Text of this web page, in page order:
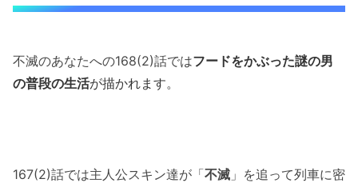
不滅のあなたへの168(2)話ではフードをかぶった謎の男
の普段の生活が描かれます。
167(2)話では主人公スキン達が「不滅 」を追って列車に密